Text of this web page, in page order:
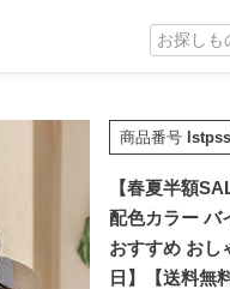
商品番号
【春夏半額
配色カラー バ
おすすめ おし
日】【送料無